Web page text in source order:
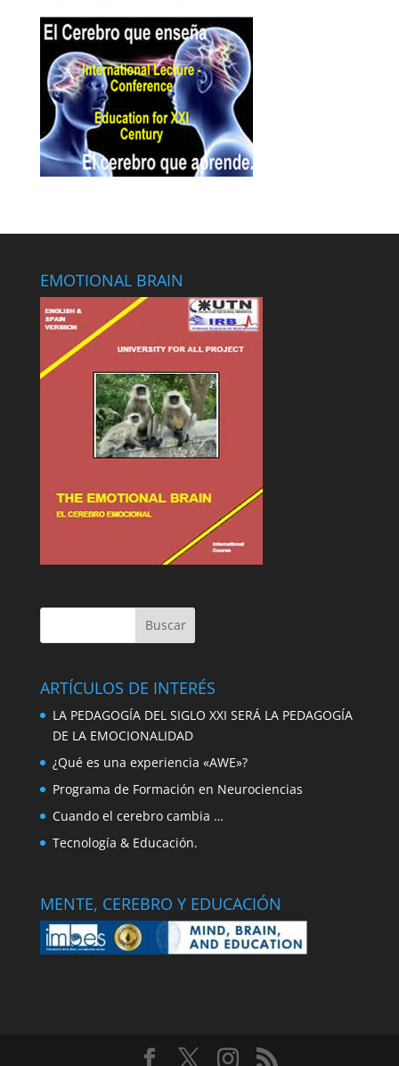
EMOTIONAL BRAIN
ARTÍCULOS DE INTERÉS
LA PEDAGOGÍA DEL SIGLO XXI SERÁ LA PEDAGOGÍA
DE LA EMOCIONALIDAD
¿Qué es una experiencia «AWE»?
Programa de Formación en Neurociencias
Cuando el cerebro cambia …
Tecnología & Educación.
MENTE, CEREBRO Y EDUCACIÓN